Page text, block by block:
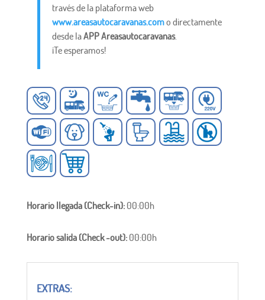
través de la plataforma web
www.areasautocaravanas.como directamente
desde laAPP Areasautocaravanas.
¡Te esperamos!
Horario llegada (Check-in): 00:00h
Horario salida (Check -out): 00:00h